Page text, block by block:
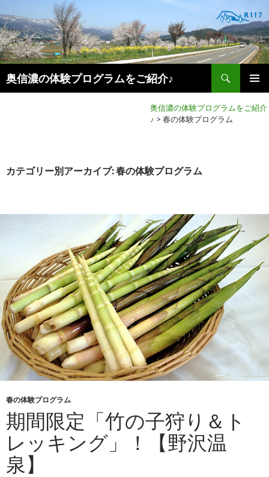
奥信濃の体験プログラムをご紹介♪
検
索
ニュー
動
奥信濃の体験プログラムをご紹介
♪ > 春の体験プログラム
カテゴリー別アーカイブ: 春の体験プログラム
春の体験プログラム
期間限定「竹の子狩り＆ト
レッキング」！【野沢温
泉】